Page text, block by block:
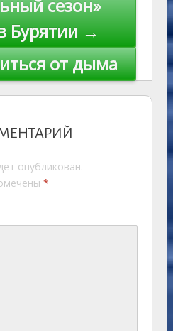
al
k
сезон»
Бурятии →
от дыма
опубликован.
*